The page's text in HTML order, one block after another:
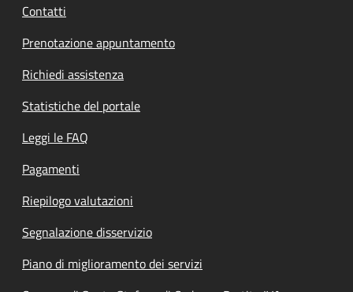
Contatti
Prenotazione appuntamento
Richiedi assistenza
Statistiche del portale
Leggi le FAQ
Pagamenti
Riepilogo valutazioni
Segnalazione disservizio
Piano di miglioramento dei servizi